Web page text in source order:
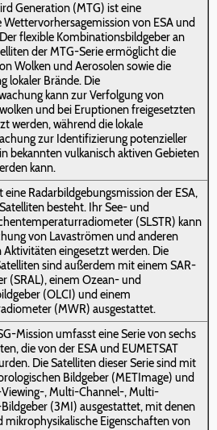
Generation (MTG) ist eine
Wettervorhersagemission von ESA und
Der flexible Kombinationsbildgeber an
der MTG-Serie ermöglicht die
Wolken und Aerosolen sowie die
lokaler Brände. Die
kann zur Verfolgung von
und bei Eruptionen freigesetzten
werden, während die lokale
zur Identifizierung potenzieller
bekannten vulkanisch aktiven Gebieten
kann.
eine Radarbildgebungsmission der ESA,
besteht. Ihr See- und
(SLSTR) kann
von Lavaströmen und anderen
Aktivitäten eingesetzt werden. Die
sind außerdem mit einem SAR-
(SRAL), einem Ozean- und
(OLCI) und einem
(MWR) ausgestattet.
Mission umfasst eine Serie von sechs
die von der ESA und EUMETSAT
Die Satelliten dieser Serie sind mit
Bildgeber (METImage) und
, Multi-Channel-, Multi-
(3MI) ausgestattet, mit denen
mikrophysikalische Eigenschaften von